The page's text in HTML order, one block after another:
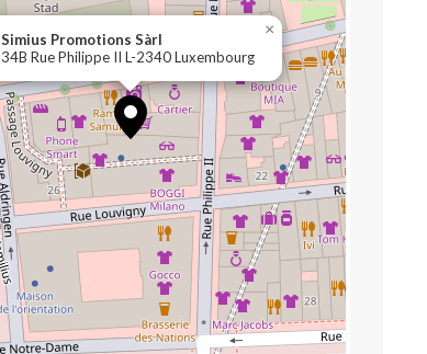
Simius Promotions Sàrl
34B Rue Philippe II L-2340 Luxembourg
×